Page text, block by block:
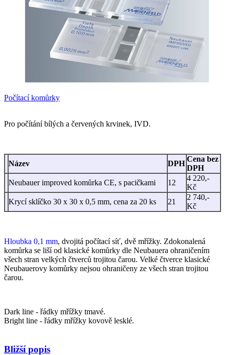
Počítací komůrky
Pro počítání bílých a červených krvinek, IVD.
Název DPH
Cena bez
DPH
Neubauer improved komůrka CE, s pacičkami
12
4 220,-
Kč
Krycí sklíčko 30 x 30 x 0,5 mm, cena za 20 ks
21
2 740,-
Kč
Hloubka 0,1 mm, dvojitá počítací síť, dvě mřížky. Zdokonalená
komůrka se liší od klasické komůrky dle Neubauera ohraničením
všech stran velkých čtverců trojitou čarou. Velké čtverce klasické
Neubauerovy komůrky nejsou ohraničeny ze všech stran trojitou
čarou.
Dark line - řádky mřížky tmavé.
Bright line - řádky mřížky kovově lesklé.
Bližší popis